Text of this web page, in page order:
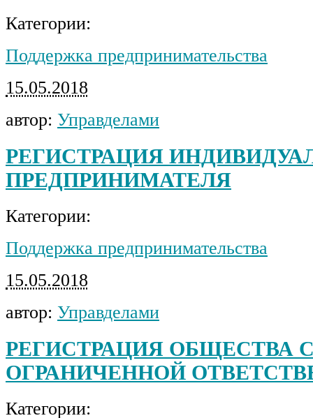
Категории:
Поддержка предпринимательства
15.05.2018
автор: Управделами
РЕГИСТРАЦИЯ
ПРЕДПРИНИМАТЕЛЯ
Категории:
Поддержка предпринимательства
15.05.2018
автор: Управделами
РЕГИСТРАЦИЯ ОБЩЕСТВА
ОГРАНИЧЕННОЙ
Категории: